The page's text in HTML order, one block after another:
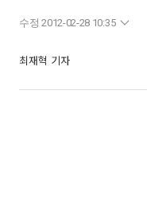
수정 2012-02-28 10:35
최재혁 기자